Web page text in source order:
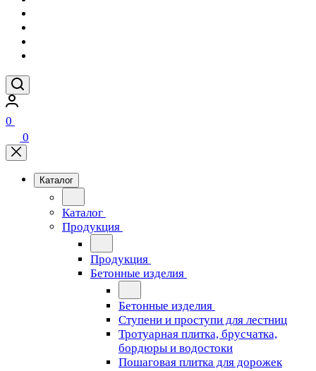
0
0
Каталог
Каталог
Продукция
Продукция
Бетонные изделия
Бетонные изделия
Ступени и проступи для лестниц
Тротуарная плитка, брусчатка,
бордюры и водостоки
Пошаговая плитка для дорожек